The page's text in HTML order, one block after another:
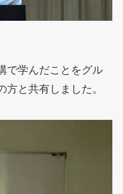
で学んだことをグル
と共有しました。